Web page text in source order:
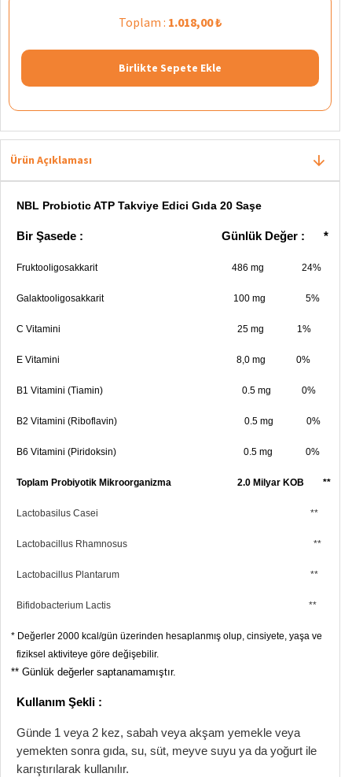
Toplam : 1.018,00 ₺
Birlikte Sepete Ekle
Ürün Açıklaması
NBL Probiotic ATP Takviye Edici Gıda 20 Saşe
Bir Şasede : Günlük Değer : *
Fruktooligosakkarit
Galaktooligosakkarit 100 mg 5%
C Vitamini 25 mg 1%
E Vitamini 8,0 mg 0%
B1 Vitamini (Tiamin) 0.5 mg 0%
B2 Vitamini (Riboflavin) 0.5 mg 0%
B6 Vitamini (Piridoksin) 0.5 mg 0%
Toplam Probiyotik Mikroorganizma 2.0 Milyar KOB **
Lactobasilus Casei **
Lactobacillus Rhamnosus **
Lactobacillus Plantarum **
Bifidobacterium Lactis **
* Değerler 2000 kcal/gün üzerinden hesaplanmış olup, cinsiyete, yaşa ve
fiziksel aktiviteye göre değişebilir.
** Günlük değerler saptanamamıştır.
Kullanım Şekli :
Günde 1 veya 2 kez, sabah veya akşam yemekle veya
yemekten sonra gıda, su, süt, meyve suyu ya da yoğurt ile
karıştırılarak kullanılır.